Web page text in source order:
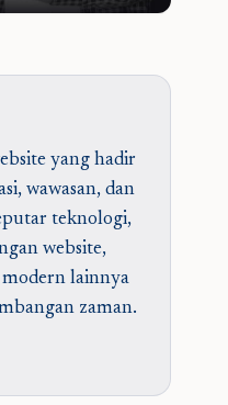
yang hadir
wawasan, dan
teknologi,
website,
modern lainnya
zaman.